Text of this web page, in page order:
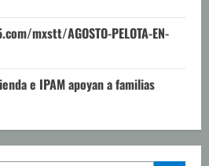
mxstt/AGOSTO-PELOTA-EN-
e IPAM apoyan a familias